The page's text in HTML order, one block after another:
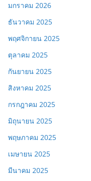
มกราคม 2026
ธันวาคม 2025
พฤศจิกายน 2025
ตุลาคม 2025
กันยายน 2025
สิงหาคม 2025
กรกฎาคม 2025
มิถุนายน 2025
พฤษภาคม 2025
เมษายน 2025
มีนาคม 2025